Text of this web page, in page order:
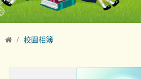
校園相簿